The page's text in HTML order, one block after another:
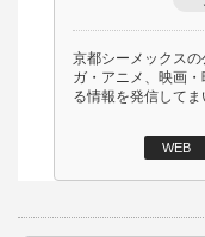
京都シーメックス
ガ・アニメ、映画
る情報を発信してま
WEB